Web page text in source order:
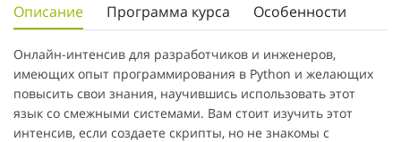
Описание Программа курса Особенности
Онлайн-интенсив для разработчиков и инженеров,
имеющих опыт программирования в Python и желающих
повысить свои знания, научившись использовать этот
язык со смежными системами. Вам стоит изучить этот
интенсив, если создаете скрипты, но не знакомы с